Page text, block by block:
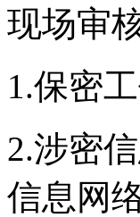
现场审
1.保密
2.涉密
信息网